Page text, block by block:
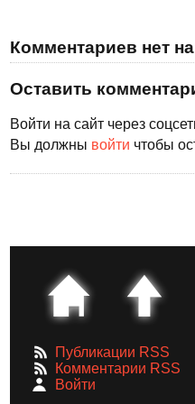
Комментариев нет
Оставить
Войти на сайт через
Вы должны войти чтобы
Публикации RSS
Комментарии RSS
Войти